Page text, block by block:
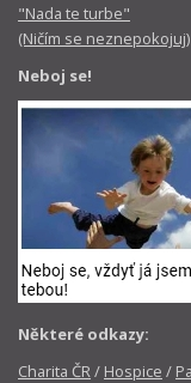
"Nada te turbe"
(Ničím se neznepokojuj)
Neboj se!
Některé odkazy:
Charita ČR / Hospice /